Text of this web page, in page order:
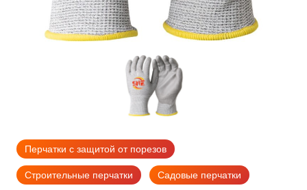
Перчатки с защитой от порезов
Строительные перчатки Садовые перчатки